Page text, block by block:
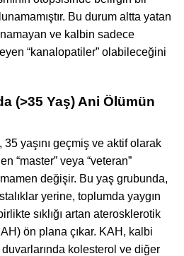
Bu durum altta yatan
ve kalbin sadece
“kanalopatiler” olabileceğini
(>35 Yaş) Ani Ölümün
yaşını geçmiş ve aktif olarak
“master” veya “veteran”
değişir. Bu yaş grubunda,
yerine, toplumda yaygın
sıklığı artan aterosklerotik
ön plana çıkar. KAH, kalbi
kolesterol ve diğer